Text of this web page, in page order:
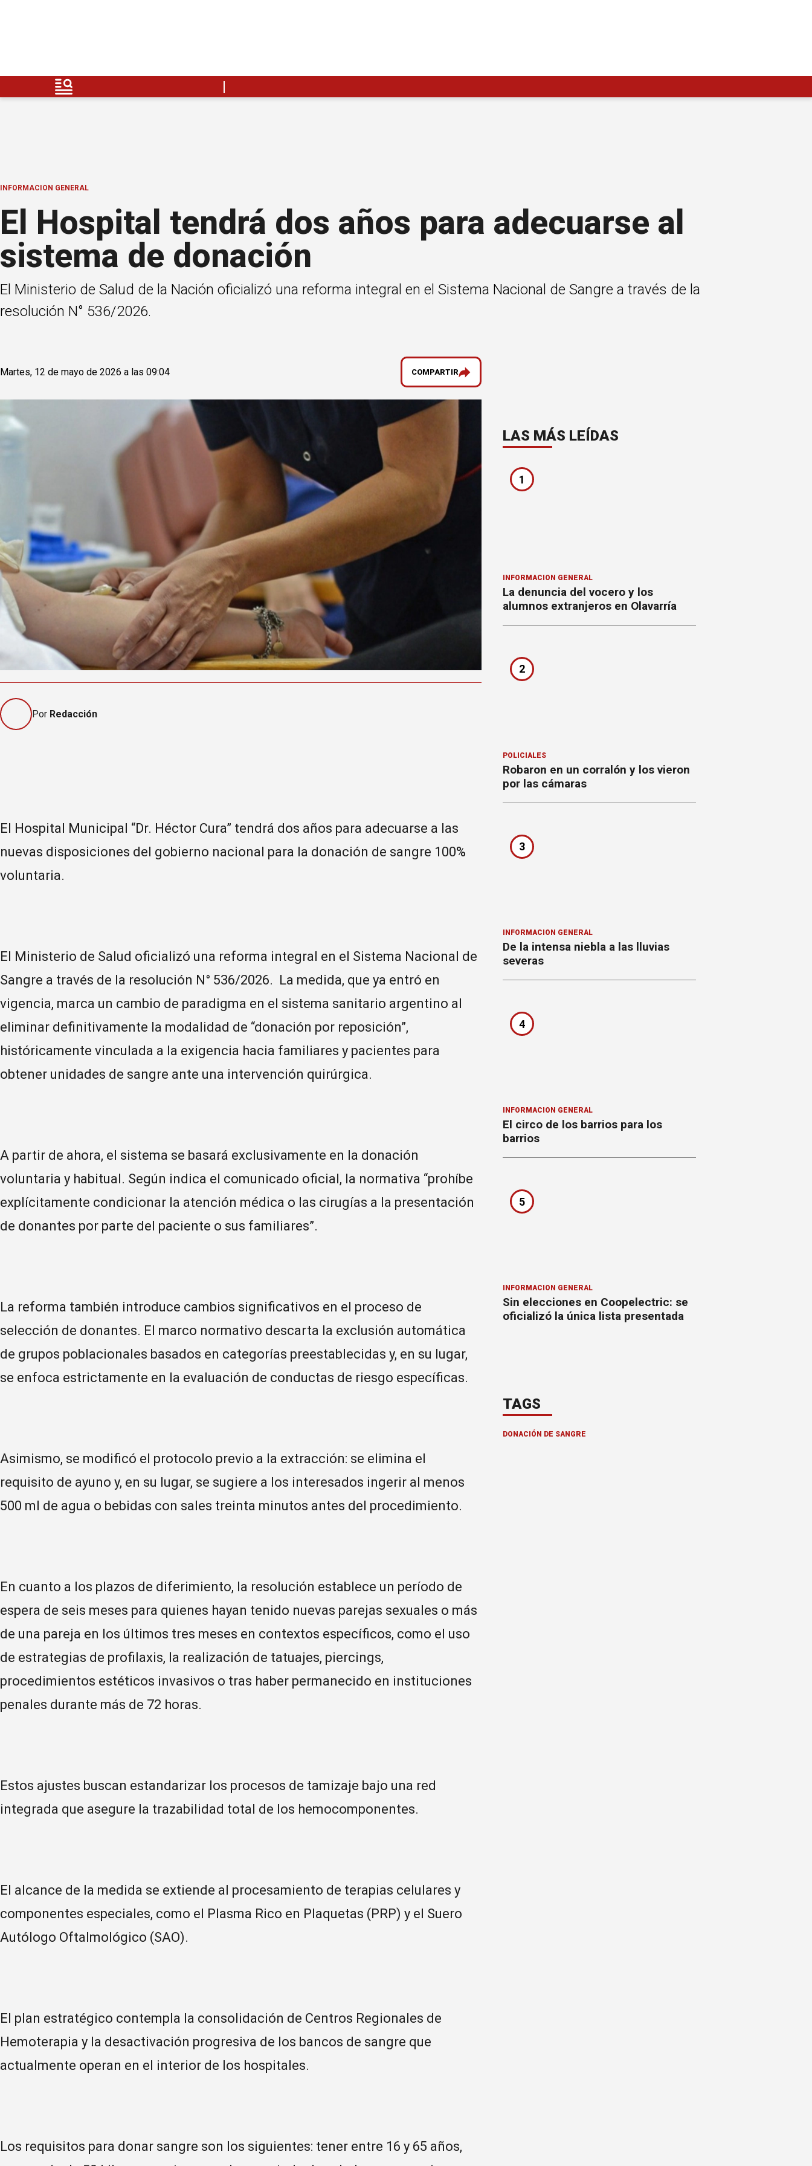
INFORMACION GENERAL
El Hospital tendrá dos años para adecuarse al
sistema de donación
El Ministerio de Salud de la Nación oficializó una reforma integral en el Sistema Nacional de Sangre a través de la
resolución N° 536/2026.
Martes, 12 de mayo de 2026 a las 09:04 COMPARTIR
Por Redacción
El Hospital Municipal “Dr. Héctor Cura” tendrá dos años para adecuarse a las
nuevas disposiciones del gobierno nacional para la donación de sangre 100%
voluntaria.
El Ministerio de Salud oficializó una reforma integral en el Sistema Nacional de
Sangre a través de la resolución N° 536/2026. La medida, que ya entró en
vigencia, marca un cambio de paradigma en el sistema sanitario argentino al
eliminar definitivamente la modalidad de “donación por reposición”,
históricamente vinculada a la exigencia hacia familiares y pacientes para
obtener unidades de sangre ante una intervención quirúrgica.
A partir de ahora, el sistema se basará exclusivamente en la donación
voluntaria y habitual. Según indica el comunicado oficial, la normativa “prohíbe
explícitamente condicionar la atención médica o las cirugías a la presentación
de donantes por parte del paciente o sus familiares”.
La reforma también introduce cambios significativos en el proceso de
selección de donantes. El marco normativo descarta la exclusión automática
de grupos poblacionales basados en categorías preestablecidas y, en su lugar,
se enfoca estrictamente en la evaluación de conductas de riesgo específicas.
Asimismo, se modificó el protocolo previo a la extracción: se elimina el
requisito de ayuno y, en su lugar, se sugiere a los interesados ingerir al menos
500 ml de agua o bebidas con sales treinta minutos antes del procedimiento.
En cuanto a los plazos de diferimiento, la resolución establece un período de
espera de seis meses para quienes hayan tenido nuevas parejas sexuales o más
de una pareja en los últimos tres meses en contextos específicos, como el uso
de estrategias de profilaxis, la realización de tatuajes, piercings,
procedimientos estéticos invasivos o tras haber permanecido en instituciones
penales durante más de 72 horas.
Estos ajustes buscan estandarizar los procesos de tamizaje bajo una red
integrada que asegure la trazabilidad total de los hemocomponentes.
El alcance de la medida se extiende al procesamiento de terapias celulares y
componentes especiales, como el Plasma Rico en Plaquetas (PRP) y el Suero
Autólogo Oftalmológico (SAO).
El plan estratégico contempla la consolidación de Centros Regionales de
Hemoterapia y la desactivación progresiva de los bancos de sangre que
actualmente operan en el interior de los hospitales.
Los requisitos para donar sangre son los siguientes: tener entre 16 y 65 años,
LAS MÁS LEÍDAS
1
INFORMACION GENERAL
La denuncia del vocero y los
alumnos extranjeros en Olavarría
2
POLICIALES
Robaron en un corralón y los vieron
por las cámaras
3
INFORMACION GENERAL
De la intensa niebla a las lluvias
severas
4
INFORMACION GENERAL
El circo de los barrios para los
barrios
5
INFORMACION GENERAL
Sin elecciones en Coopelectric: se
oficializó la única lista presentada
TAGS
DONACIÓN DE SANGRE